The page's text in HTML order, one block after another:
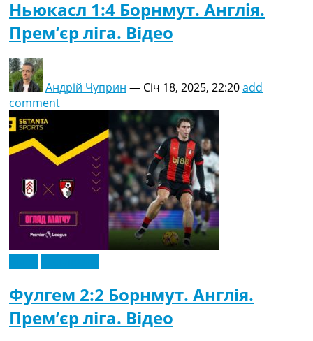
Ньюкасл 1:4 Борнмут. Англія.
Прем’єр ліга. Відео
Андрій Чуприн — Січ 18, 2025, 22:20add
comment
Фулгем 2:2 Борнмут. Англія.
Прем’єр ліга. Відео